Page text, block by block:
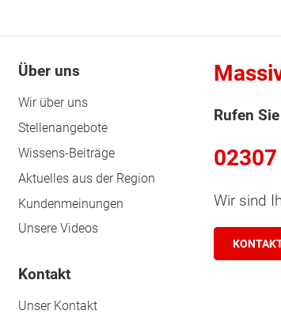
Über uns
Wir über uns
Stellenangebote
Wissens-Beiträge
Aktuelles aus der Region
Kundenmeinungen
Unsere Videos
Kontakt
Unser Kontakt
Rufen
Wir sind